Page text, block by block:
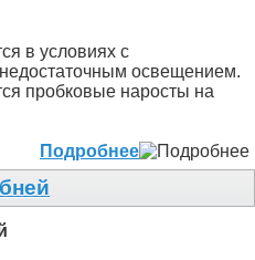
в условиях с
освещением.
пробковые наросты на
Подробнее